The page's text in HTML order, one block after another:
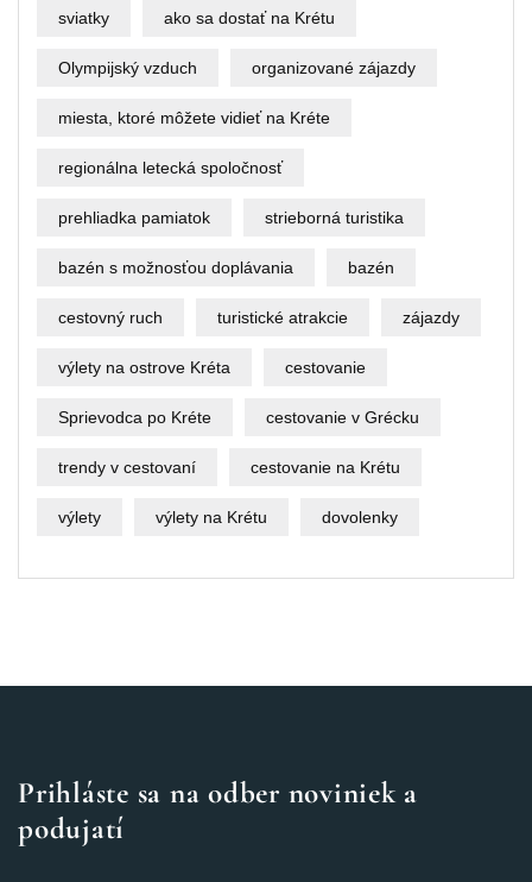
sviatky ako sa dostať na Krétu
Olympijský vzduch organizované zájazdy
miesta, ktoré môžete vidieť na Kréte
regionálna letecká spoločnosť
prehliadka pamiatok strieborná turistika
bazén s možnosťou doplávania bazén
cestovný ruch turistické atrakcie zájazdy
výlety na ostrove Kréta cestovanie
Sprievodca po Kréte cestovanie v Grécku
trendy v cestovaní cestovanie na Krétu
výlety výlety na Krétu dovolenky
Prihláste sa na odber noviniek a
podujatí